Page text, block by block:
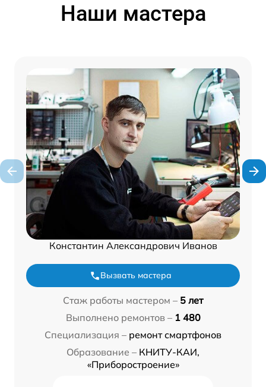
Наши мастера
Константин Александрович Иванов
Вызвать мастера
Стаж работы мастером – 5 лет
Выполнено ремонтов – 1 480
Специализация – ремонт смартфонов
Образование – КНИТУ-КАИ,
«Приборостроение»